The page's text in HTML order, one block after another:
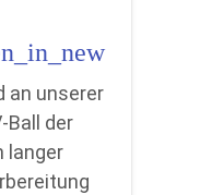
an unserer
Ball der
langer